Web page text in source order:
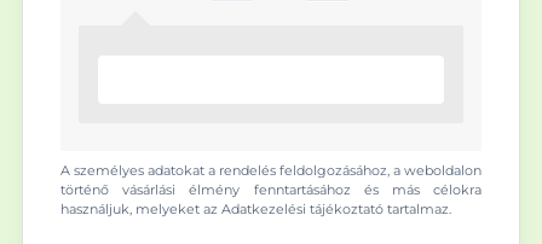
A személyes adatokat a rendelés feldolgozásához, a weboldalon
történő vásárlási élmény fenntartásához és más célokra
használjuk, melyeket az Adatkezelési tájékoztató tartalmaz.